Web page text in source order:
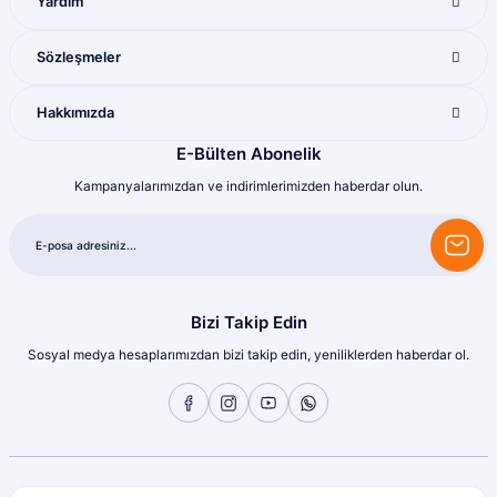
Sorunsuz
Sözleşmeler
Hakkımızda
E-Bülten Abonelik
Kampanyalarımızdan ve indirimlerimizden haberdar olun.
Bizi Takip Edin
Sosyal medya hesaplarımızdan bizi takip edin, yeniliklerden haberdar ol.